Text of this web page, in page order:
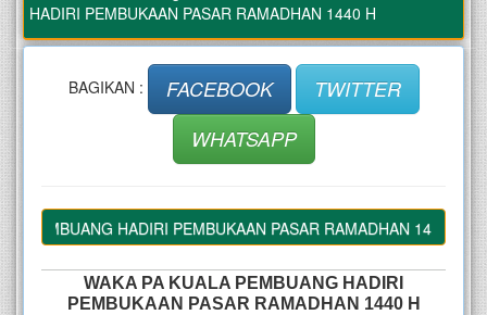
HADIRI PEMBUKAAN PASAR RAMADHAN 1440 H
BAGIKAN : FACEBOOK
TWITTER
WHATSAPP
HADIRI PEMBUKAAN PASAR RAMADHAN 1440 H
WAKA PA KUALA PEMBUANG HADIRI
PEMBUKAAN PASAR RAMADHAN 1440 H